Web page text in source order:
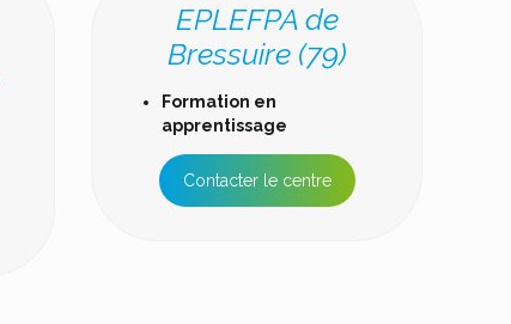
EPLEFPA de
Bressuire (79)
Formation en
apprentissage
Contacter le centre